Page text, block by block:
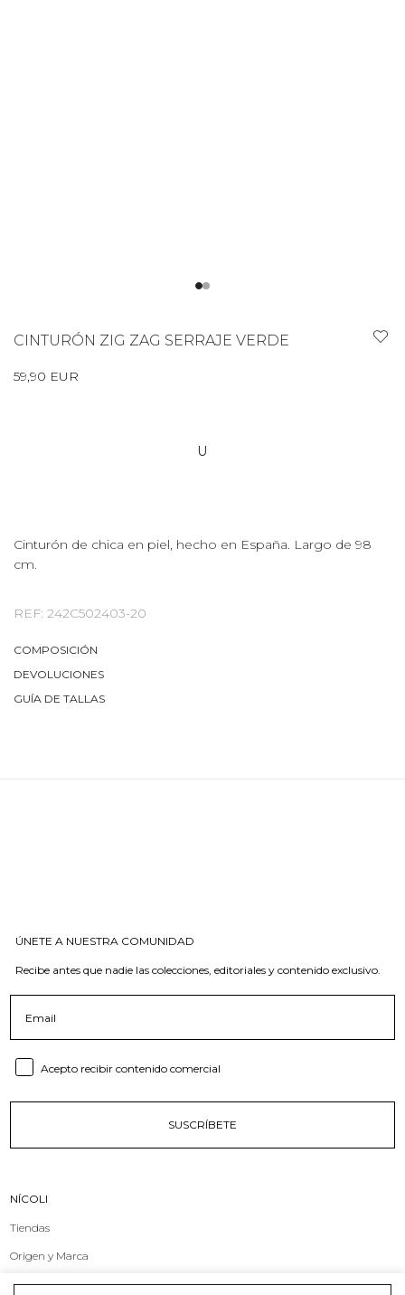
CINTURÓN ZIG ZAG SERRAJE VERDE
59,90 EUR
U
Cinturón de chica en piel, hecho en España. Largo de 98
cm.
REF: 242C502403-20
COMPOSICIÓN
DEVOLUCIONES
GUÍA DE TALLAS
ÚNETE A NUESTRA COMUNIDAD
Recibe antes que nadie las colecciones, editoriales y contenido exclusivo.
Consent email
Acepto recibir contenido comercial
SUSCRÍBETE
NÍCOLI
Tiendas
Origen y Marca
Compromiso